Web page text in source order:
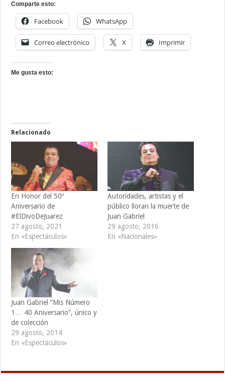
Comparte esto:
Facebook WhatsApp
Correo electrónico X Imprimir
Me gusta esto:
Relacionado
En Honor del 50º
Aniversario de
#ElDivoDeJuarez
27 agosto, 2021
En «Espectáculos»
Autoridades, artistas y el
público lloran la muerte de
Juan Gabriel
29 agosto, 2016
En «Nacionales»
Juan Gabriel “Mis Número
1… 40 Aniversario”, único y
de colección
29 agosto, 2014
En «Espectáculos»